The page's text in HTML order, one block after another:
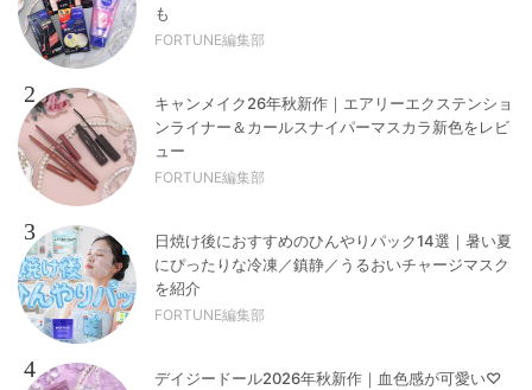
も
FORTUNE編集部
2
キャンメイク26年秋新作｜エアリーエクステンショ
ンライナー＆カールスナイパーマスカラ新色をレビ
ュー
FORTUNE編集部
3
日焼け後におすすめのひんやりパック14選｜暑い夏
にぴったりな冷凍／鎮静／うるおいチャージマスク
を紹介
FORTUNE編集部
4
デイジードール2026年秋新作｜血色感が可愛い♡